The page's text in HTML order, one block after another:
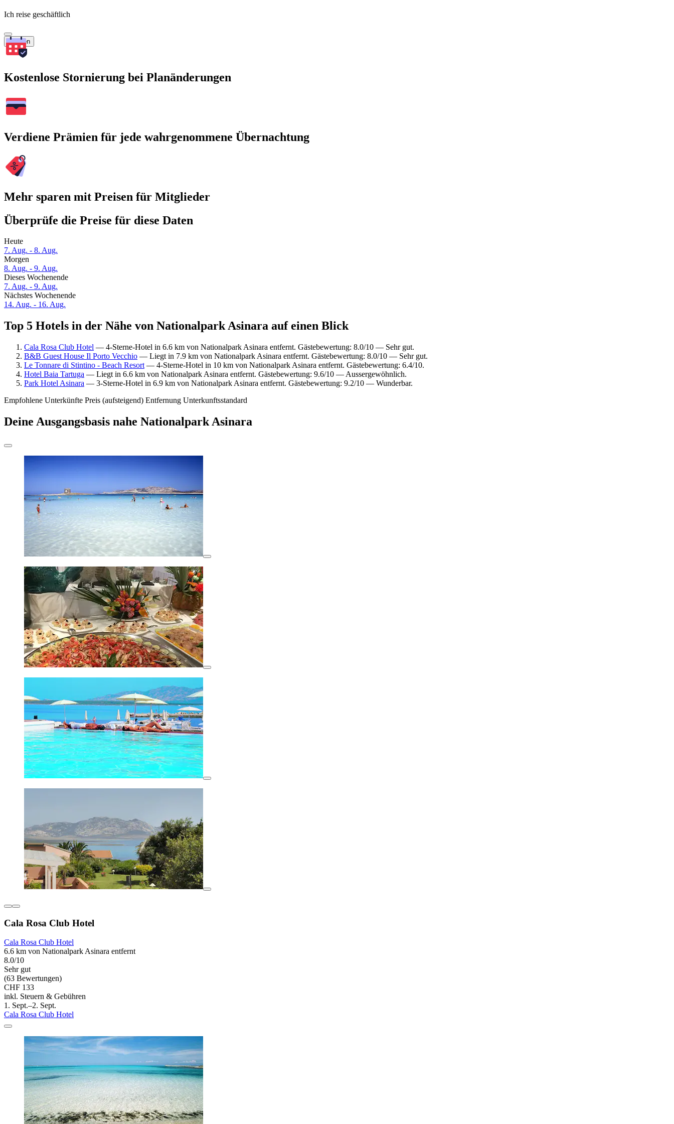
Ich reise geschäftlich
Suchen
Kostenlose Stornierung bei Planänderungen
Verdiene Prämien für jede wahrgenommene Übernachtung
Mehr sparen mit Preisen für Mitglieder
Überprüfe die Preise für diese Daten
Heute
7. Aug. - 8. Aug.
Morgen
8. Aug. - 9. Aug.
Dieses Wochenende
7. Aug. - 9. Aug.
Nächstes Wochenende
14. Aug. - 16. Aug.
Top 5 Hotels in der Nähe von Nationalpark Asinara auf einen Blick
Cala Rosa Club Hotel — 4-Sterne-Hotel in 6.6 km von Nationalpark Asinara entfernt. Gästebewertung: 8.0/10 — Sehr gut.
B&B Guest House Il Porto Vecchio — Liegt in 7.9 km von Nationalpark Asinara entfernt. Gästebewertung: 8.0/10 — Sehr gut.
Le Tonnare di Stintino - Beach Resort — 4-Sterne-Hotel in 10 km von Nationalpark Asinara entfernt. Gästebewertung: 6.4/10.
Hotel Baia Tartuga — Liegt in 6.6 km von Nationalpark Asinara entfernt. Gästebewertung: 9.6/10 — Aussergewöhnlich.
Park Hotel Asinara — 3-Sterne-Hotel in 6.9 km von Nationalpark Asinara entfernt. Gästebewertung: 9.2/10 — Wunderbar.
Empfohlene Unterkünfte Preis (aufsteigend) Entfernung Unterkunftsstandard
Deine Ausgangsbasis nahe Nationalpark Asinara
Cala Rosa Club Hotel
Cala Rosa Club Hotel
6.6 km von Nationalpark Asinara entfernt
8.0/10
Sehr gut
(63 Bewertungen)
CHF 133
inkl. Steuern & Gebühren
1. Sept.–2. Sept.
Cala Rosa Club Hotel